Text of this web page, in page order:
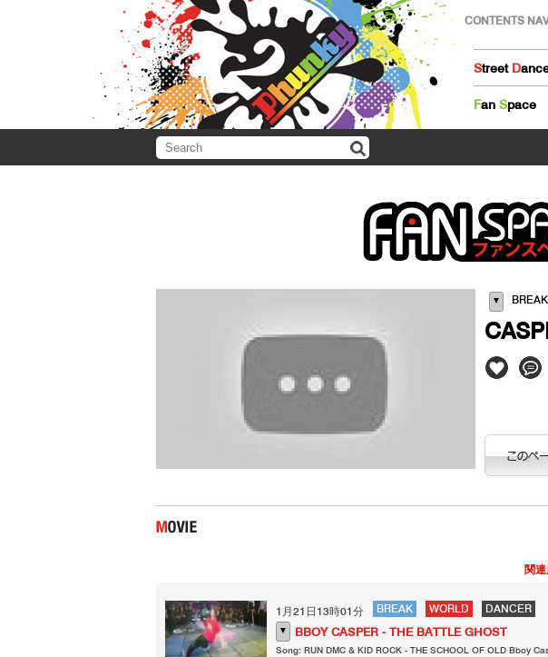
CONTENTS
Street D
Fan Space
▼
関
1月21日13時01分 BREAK WORLD DANCER
▼ BBOY CASPER - THE BATTLE GHOST
Song: RUN DMC & KID ROCK - THE SCHOOL OF OLD Bboy